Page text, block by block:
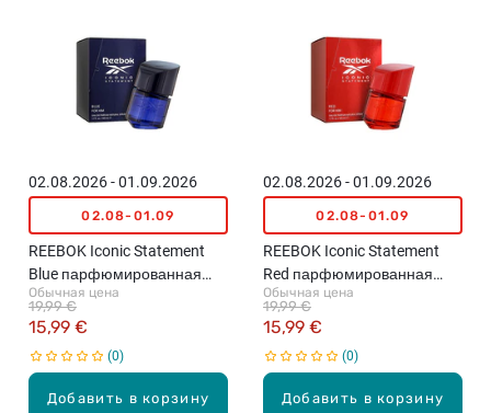
Добавить в корзину
02.08.2026 - 01.09.2026
02.08-01.09
REEBOK Iconic Statement
Blue парфюмированная
вода для мужчин, 50мл
Обычная цена
15,99 €
19,99 €
0
Добавить в корзину
02.08.2026 - 01.09.2026
02.08-01.09
REEBOK Iconic Statement
Red парфюмированная
вода для мужчин, 50мл
Обычная цена
15,99 €
19,99 €
0